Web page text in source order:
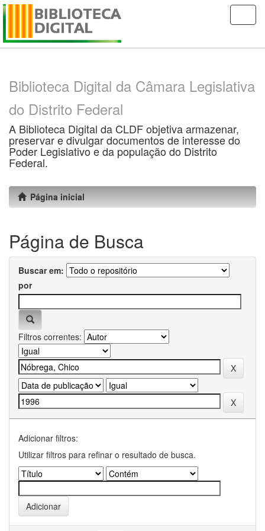
Skip
Biblioteca Digital da Câmara Legislativa
do Distrito Federal
A Biblioteca Digital da CLDF objetiva armazenar,
preservar e divulgar documentos de interesse do
Poder Legislativo e da população do Distrito
Federal.
Página inicial
Página de Busca
Buscar em:
por
Filtros correntes:
Adicionar filtros:
Utilizar filtros para refinar o resultado de busca.